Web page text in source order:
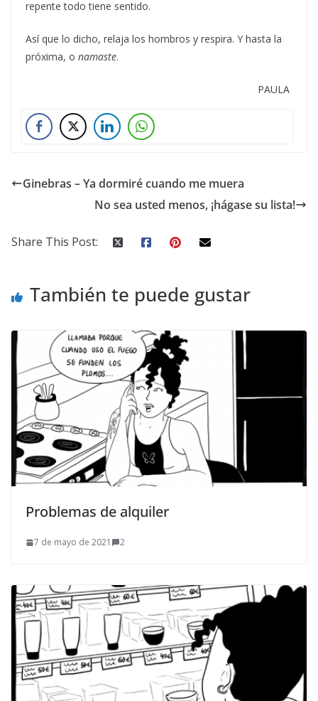
repente todo tiene sentido.
Así que lo dicho, relaja los hombros y respira. Y hasta la
próxima, o namaste.
PAULA
Ginebras – Ya dormiré cuando me muera
No sea usted menos, ¡hágase su lista!
Share This Post:
También te puede gustar
Problemas de alquiler
7 de mayo de 2021 2